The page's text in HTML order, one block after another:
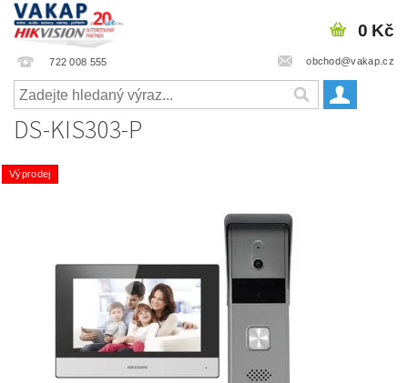
722 008 555 obchod@vakap.cz
0 Kč
DS-KIS303-P
Výprodej